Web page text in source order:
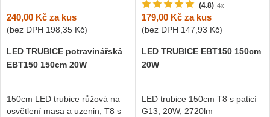
240,00 Kč za kus
(bez DPH 198,35 Kč)
LED TRUBICE potravinářská
EBT150 150cm 20W
150cm LED trubice růžová na
osvětlení masa a uzenin, T8 s
(4.8) 4x
179,00 Kčza kus
(bez DPH 147,93 Kč)
LED TRUBICE EBT150 150cm
20W
LED trubice 150cm T8 s paticí
G13, 20W, 2720lm